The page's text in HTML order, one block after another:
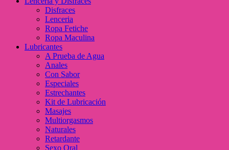
Disfraces
Lenceria
Ropa Fetiche
Ropa Maculina
Lubricantes
A Prueba de Agua
Anales
Con Sabor
Especiales
Estrechantes
Kit de Lubricación
Masajes
Multiorgasmos
Naturales
Retardante
Sexo Oral